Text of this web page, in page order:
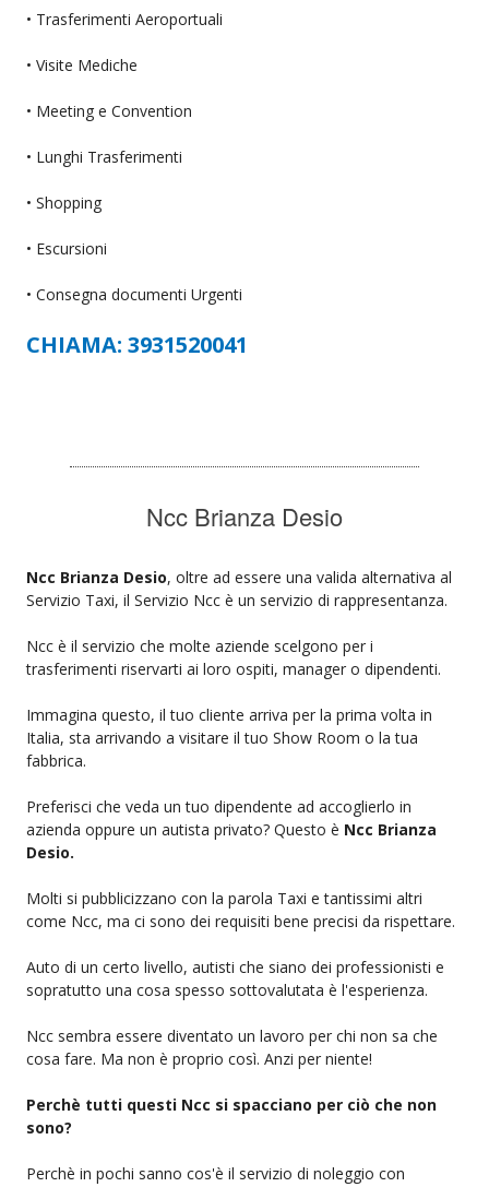
• Trasferimenti Aeroportuali
• Visite Mediche
• Meeting e Convention
• Lunghi Trasferimenti
• Shopping
• Escursioni
• Consegna documenti Urgenti
CHIAMA: 3931520041
Ncc Brianza Desio
Ncc Brianza Desio, oltre ad essere una valida alternativa al
Servizio Taxi, il Servizio Ncc è un servizio di rappresentanza.
Ncc è il servizio che molte aziende scelgono per i
trasferimenti riservarti ai loro ospiti, manager o dipendenti.
Immagina questo, il tuo cliente arriva per la prima volta in
Italia, sta arrivando a visitare il tuo Show Room o la tua
fabbrica.
Preferisci che veda un tuo dipendente ad accoglierlo in
azienda oppure un autista privato? Questo è Ncc Brianza
Desio.
Molti si pubblicizzano con la parola Taxi e tantissimi altri
come Ncc, ma ci sono dei requisiti bene precisi da rispettare.
Auto di un certo livello, autisti che siano dei professionisti e
sopratutto una cosa spesso sottovalutata è l'esperienza.
Ncc sembra essere diventato un lavoro per chi non sa che
cosa fare. Ma non è proprio così. Anzi per niente!
Perchè tutti questi Ncc si spacciano per ciò che non
sono?
Perchè in pochi sanno cos'è il servizio di noleggio con